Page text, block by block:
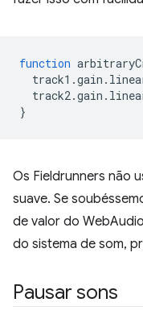
function
track1 .gain .
track2.gain .
}
Os Fieldrunners não
suave. Se
de valor do
do sistema de som,
Pausar sons